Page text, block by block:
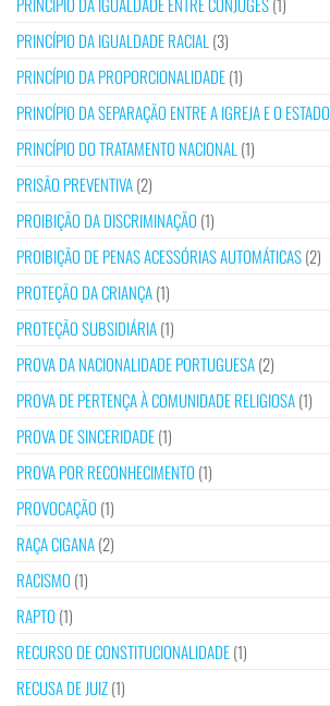
PRINCÍPIO DA IGUALDADE RACIAL (3)
PRINCÍPIO DA PROPORCIONALIDADE(1)
PRINCÍPIO DA SEPARAÇÃO ENTRE A IGREJA E O ESTADO
PRINCÍPIO DO TRATAMENTO NACIONAL (1)
PRISÃO PREVENTIVA(2)
PROIBIÇÃO DA DISCRIMINAÇÃO (1)
PROIBIÇÃO DE PENAS ACESSÓRIAS AUTOMÁTICAS(2)
PROTEÇÃO DA CRIANÇA(1)
PROTEÇÃO SUBSIDIÁRIA(1)
PROVA DA NACIONALIDADE PORTUGUESA(2)
PROVA DE PERTENÇA À COMUNIDADE RELIGIOSA(1)
PROVA DE SINCERIDADE(1)
PROVA POR RECONHECIMENTO (1)
PROVOCAÇÃO (1)
RAÇA CIGANA(2)
RACISMO (1)
RAPTO (1)
RECURSO DE CONSTITUCIONALIDADE(1)
RECUSA DE JUIZ(1)